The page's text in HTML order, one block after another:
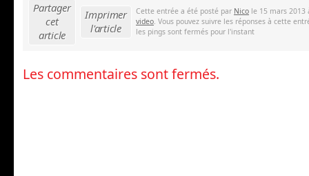
Partager
cet
article
Imprimer
l'article
Cette entrée a été posté par Nico le 15 mars
video. Vous pouvez suivre les réponses à cette
les pings sont fermés pour l'instant
Les commentaires sont fermés.